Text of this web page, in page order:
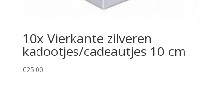
10x Vierkante zilveren
kadootjes/cadeautjes 10 cm
€25.00